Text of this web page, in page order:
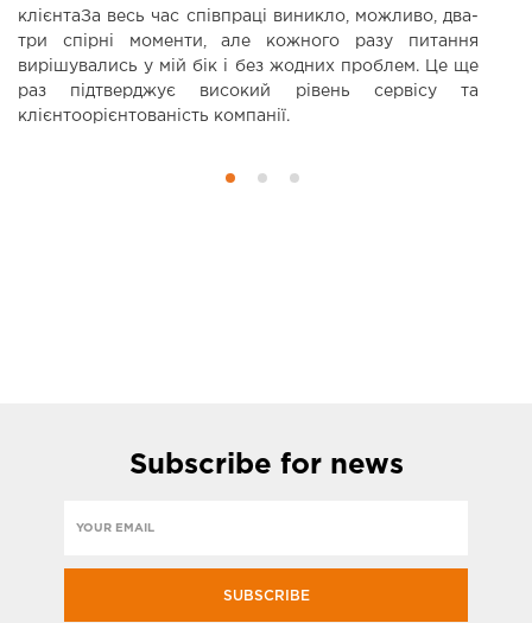
клієнтаЗа весь час співпраці виникло, можливо, два-
три спірні моменти, але кожного разу питання
вирішувались у мій бік і без жодних проблем. Це ще
раз підтверджує високий рівень сервісу та
клієнтоорієнтованість компанії.
Subscribe for news
SUBSCRIBE